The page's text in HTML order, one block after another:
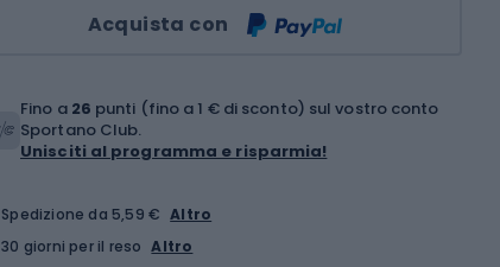
Acquista con
Fino a 26 punti (fino a 1 € di sconto) sul vostro conto
Sportano Club.
Unisciti al programma e risparmia!
Spedizione da 5,59 € Altro
30 giorni per il reso Altro